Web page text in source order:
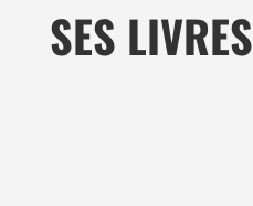
SES LIVRES